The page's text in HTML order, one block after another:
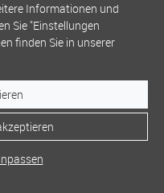
Informationen und
Sie "Einstellungen
finden Sie in unserer